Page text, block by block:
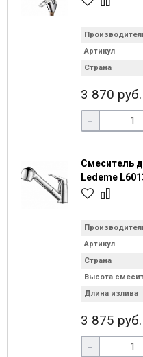
Артикул
Страна
3 870 руб.
-
Смеситель
Ledeme
Артикул
Страна
Высота
Длина излива
3 875 руб.
-